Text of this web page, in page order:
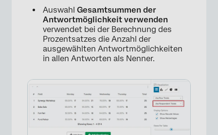
Auswahl Gesamtsummen der
Antwortmöglichkeit verwenden
verwendet bei der Berechnung des
Prozentsatzes die Anzahl der
ausgewählten Antwortmöglichkeiten
in allen Antworten als Nenner.